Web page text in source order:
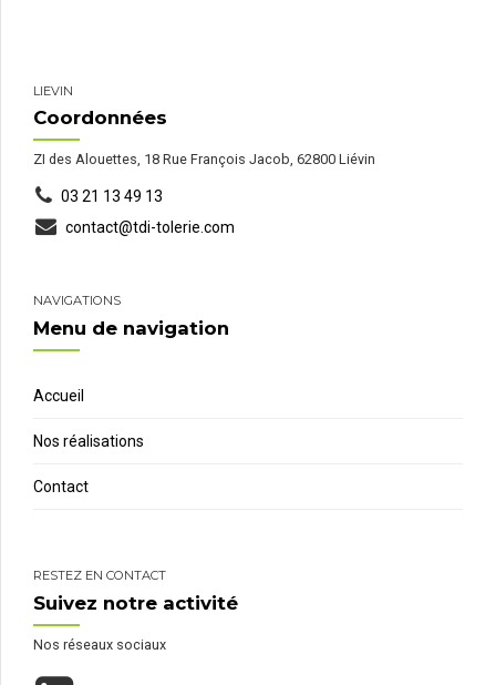
LIEVIN
Coordonnées
ZI des Alouettes, 18 Rue François Jacob, 62800 Liévin
03 21 13 49 13
contact@tdi-tolerie.com
NAVIGATIONS
Menu de navigation
Accueil
Nos réalisations
Contact
RESTEZ EN CONTACT
Suivez notre activité
Nos réseaux sociaux